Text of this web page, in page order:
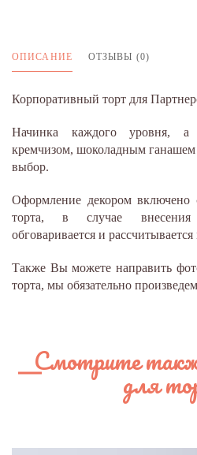
ОПИСАНИЕ ОТЗЫВЫ (0)
Корпоративный торт для
Начинка каждого уровня, а
кремчизом, шоколадным ганашем
выбор.
Оформление декором включено
торта, в случае внесения
обговаривается и
Также Вы можете направить
торта, мы обязательно
Смотрите
для